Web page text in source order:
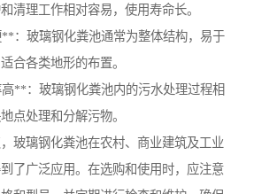
清理工作相对容易，使用寿命长。
：玻璃钢化粪池通常为整体结构，易于
合各类地形的布置。
**：玻璃钢化粪池内的污水处理过程相
点处理和分解污物。
玻璃钢化粪池在农村、商业建筑及工业
了广泛应用。在选购和使用时，应注意